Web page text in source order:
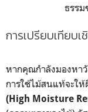
ธรร
การเปรียบเทียบ
หากคุณกำลังมองหา
การใช้ไม้สนแท้จะใ
(High Moisture